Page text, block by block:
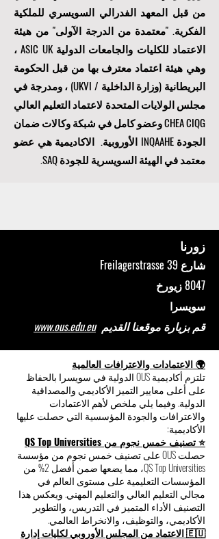
من قبل المعهد الفدرالي السويسري للملكية
الفكرية. "معتمدة من الدرجة الآولى" من هيئة
الاعتماد للكليات والجامعات الدولية ASIC UK ،
وهي هيئة اعتماد معترف بها من قبل الحكومة
البريطانية (وزارة الداخلية / UKVI) ، ومدرجة في
مجلس الولايات المتحدة لاعتماد التعليم العالي
CHEA CIQG وعضو كامل في شبكة وكالات ضمان
الجودة INQAAHE الأوروبية. الاكاديمية هي عضو
معتمد في الهيئة السويسرية للجودة SAQ.
زورنا
شارع Freilagerstrasse 39
8047 زيورخ
سويسرا
قم بزيارة موقعنا القديمwww.ous.edu.eu
🌍 الاعتمادات والاعترافات العالمية
تلتزم أكاديمية OUS الدولية في سويسرا بالحفاظ
على أعلى معايير التميز الأكاديمي والمصداقية
الدولية. وفيما يلي ملخص لأهم الاعتمادات
والاعترافات والجودة المؤسسية التي حصلت عليها
الأكاديمية:
⭐ تصنيف خمس نجوم من QS Top Universities
حصلت OUS على تصنيف خمس نجوم من مؤسسة
QS Top Universities، مما يضعها ضمن أفضل 2% من
المؤسسات التعليمية على مستوى العالم في
مجالي التعليم العالي والتعليم المهني. ويعكس هذا
التصنيف الأداء المتميز في التدريس، والتطوير
الأكاديمي، والتوظيف، والانخراط العالمي.
🇪🇺 الاعتماد من المجلس الأوروبي لكليات إدارة